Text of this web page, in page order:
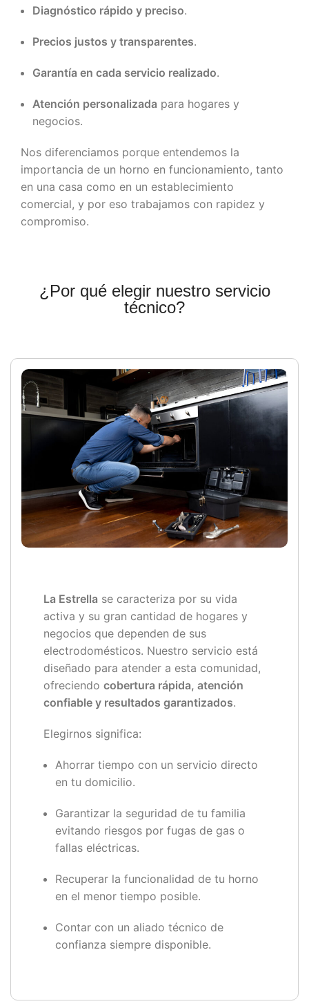
Diagnóstico rápido y preciso.
Precios justos y transparentes.
Garantía en cada servicio realizado.
Atención personalizada para hogares y
negocios.
Nos diferenciamos porque entendemos la
importancia de un horno en funcionamiento, tanto
en una casa como en un establecimiento
comercial, y por eso trabajamos con rapidez y
compromiso.
¿Por qué elegir nuestro servicio
técnico?
La Estrella se caracteriza por su vida
activa y su gran cantidad de hogares y
negocios que dependen de sus
electrodomésticos. Nuestro servicio está
diseñado para atender a esta comunidad,
ofreciendo cobertura rápida, atención
confiable y resultados garantizados.
Elegirnos significa:
Ahorrar tiempo con un servicio directo
en tu domicilio.
Garantizar la seguridad de tu familia
evitando riesgos por fugas de gas o
fallas eléctricas.
Recuperar la funcionalidad de tu horno
en el menor tiempo posible.
Contar con un aliado técnico de
confianza siempre disponible.